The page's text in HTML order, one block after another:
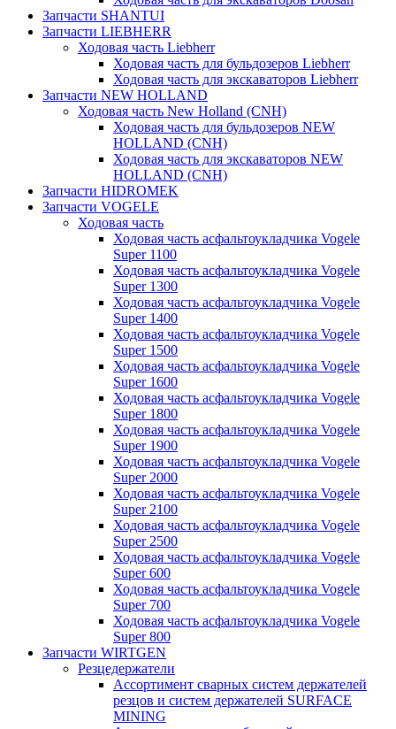
Запчасти SHANTUI
Запчасти LIEBHERR
Ходовая часть Liebherr
Ходовая часть для бульдозеров Liebherr
Ходовая часть для экскаваторов Liebherr
Запчасти NEW HOLLAND
Ходовая часть New Holland (CNH)
Ходовая часть для бульдозеров NEW
HOLLAND (CNH)
Ходовая часть для экскаваторов NEW
HOLLAND (CNH)
Запчасти HIDROMEK
Запчасти VOGELE
Ходовая часть
Ходовая часть асфальтоукладчика Vogele
Super 1100
Ходовая часть асфальтоукладчика Vogele
Super 1300
Ходовая часть асфальтоукладчика Vogele
Super 1400
Ходовая часть асфальтоукладчика Vogele
Super 1500
Ходовая часть асфальтоукладчика Vogele
Super 1600
Ходовая часть асфальтоукладчика Vogele
Super 1800
Ходовая часть асфальтоукладчика Vogele
Super 1900
Ходовая часть асфальтоукладчика Vogele
Super 2000
Ходовая часть асфальтоукладчика Vogele
Super 2100
Ходовая часть асфальтоукладчика Vogele
Super 2500
Ходовая часть асфальтоукладчика Vogele
Super 600
Ходовая часть асфальтоукладчика Vogele
Super 700
Ходовая часть асфальтоукладчика Vogele
Super 800
Запчасти WIRTGEN
Резцедержатели
Ассортимент сварных систем держателей
резцов и систем держателей SURFACE
MINING